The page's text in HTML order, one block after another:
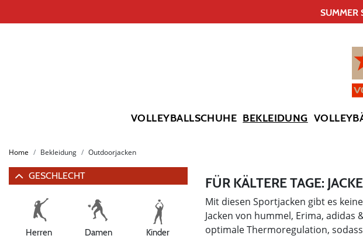
SUMMER
VOLLEYBALLSCHUHE BEKLEIDUNG
Home Bekleidung Outdoorjacken
GESCHLECHT
Herren Damen Kinder
FÜR KÄLTERE TAGE:
Mit diesen Sportjacken gibt es
Jacken von hummel, Erima,
optimale Thermoregulation,